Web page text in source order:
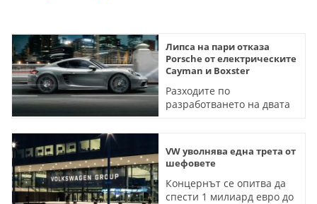
Липса на пари отказа
Porsche от електрическите
Cayman и Boxster
Разходите по
разработването на двата
VW уволнява една трета от
шефовете
Концернът се опитва да
спести 1 милиард евро до